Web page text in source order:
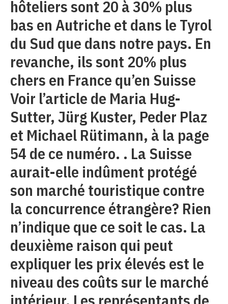
hôteliers sont 20 à 30% plus
bas en Autriche et dans le Tyrol
du Sud que dans notre pays. En
revanche, ils sont 20% plus
chers en France qu’en Suisse
Voir l’article de Maria Hug-
Sutter, Jürg Kuster, Peder Plaz
et Michael Rütimann, à la page
54 de ce numéro. . La Suisse
aurait-elle indûment protégé
son marché touristique contre
la concurrence étrangère? Rien
n’indique que ce soit le cas. La
deuxième raison qui peut
expliquer les prix élevés est le
niveau des coûts sur le marché